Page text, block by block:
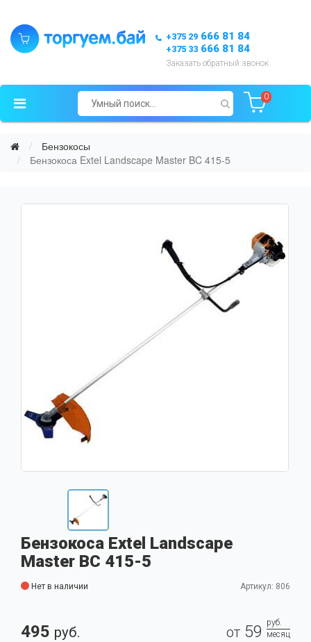
+375 29 666 81 84
+375 33 666 81 84
Заказать обратный звонок
0
Бензокосы
Бензокоса Extel Landscape Master BC 415-5
Бензокоса Extel Landscape
Master BC 415-5
Нет в наличии Артикул: 806
495 руб. от 59
руб.
месяц